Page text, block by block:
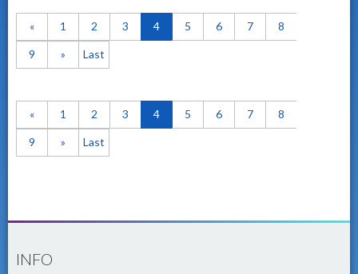
« 1 2 3 4 5 6 7 8
9 » Last
« 1 2 3 4 5 6 7 8
9 » Last
INFO